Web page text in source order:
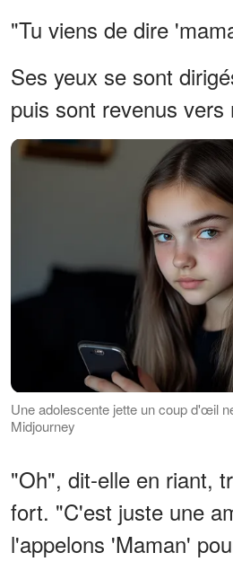
"Tu viens de dire
Ses yeux se sont
puis sont revenus vers
Une adolescente jette un coup d'œil
Midjourney
"Oh", dit-elle en riant,
fort. "C'est juste une
l'appelons 'Maman'